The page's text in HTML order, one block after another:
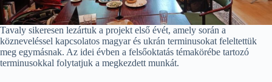
Tavaly sikeresen lezártuk a projekt első évét, amely során a
közneveléssel kapcsolatos magyar és ukrán terminusokat feleltettük
meg egymásnak. Az idei évben a felsőoktatás témakörébe tartozó
terminusokkal folytatjuk a megkezdett munkát.